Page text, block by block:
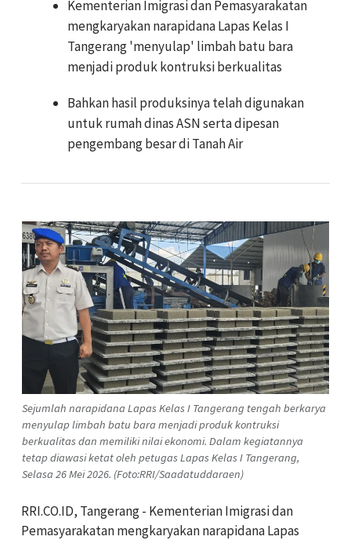
Kementerian Imigrasi dan Pemasyarakatan
mengkaryakan narapidana Lapas Kelas I
Tangerang 'menyulap' limbah batu bara
menjadi produk kontruksi berkualitas
Bahkan hasil produksinya telah digunakan
untuk rumah dinas ASN serta dipesan
pengembang besar di Tanah Air
Sejumlah narapidana Lapas Kelas I Tangerang tengah berkarya
menyulap limbah batu bara menjadi produk kontruksi
berkualitas dan memiliki nilai ekonomi. Dalam kegiatannya
tetap diawasi ketat oleh petugas Lapas Kelas I Tangerang,
Selasa 26 Mei 2026. (Foto:RRI/Saadatuddaraen)
RRI.CO.ID, Tangerang - Kementerian Imigrasi dan
Pemasyarakatan mengkaryakan narapidana Lapas